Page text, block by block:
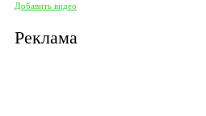
Добавить видео
Реклама